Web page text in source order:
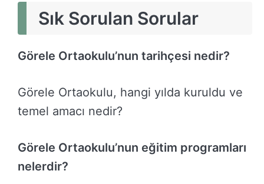
Sık Sorulan Sorular
Görele Ortaokulu’nun tarihçesi nedir?
Görele Ortaokulu, hangi yılda kuruldu ve
temel amacı nedir?
Görele Ortaokulu’nun eğitim programları
nelerdir?